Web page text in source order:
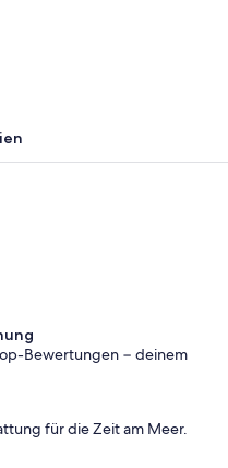
Bewertungen − deinem
für die Zeit am Meer.